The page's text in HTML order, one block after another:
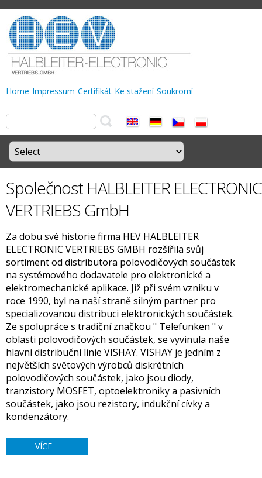
Home Impressum Certifikát Ke stažení Soukromí
Společnost HALBLEITER ELECTRONIC
VERTRIEBS GmbH
Za dobu své historie firma HEV HALBLEITER
ELECTRONIC VERTRIEBS GMBH rozšířila svůj
sortiment od distributora polovodičových součástek
na systémového dodavatele pro elektronické a
elektromechanické aplikace. Již při svém vzniku v
roce 1990, byl na naší straně silným partner pro
specializovanou distribuci elektronických součástek.
Ze spolupráce s tradiční značkou " Telefunken " v
oblasti polovodičových součástek, se vyvinula naše
hlavní distribuční linie VISHAY. VISHAY je jedním z
největších světových výrobců diskrétních
polovodičových součástek, jako jsou diody,
tranzistory MOSFET, optoelektroniky a pasivních
součástek, jako jsou rezistory, indukční cívky a
kondenzátory.
VÍCE